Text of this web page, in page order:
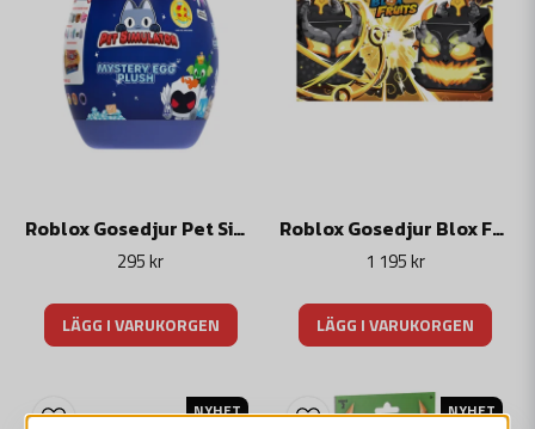
Roblox Gosedjur Pet Simulator Mystery Egg Serie 2
295 kr
LÄGG I VARUKORGEN
Roblox Gosedjur Blox Fruits Collector Bundle Ember Dragon
1 195 kr
LÄGG I VARUKORGEN
NYHET NYHET